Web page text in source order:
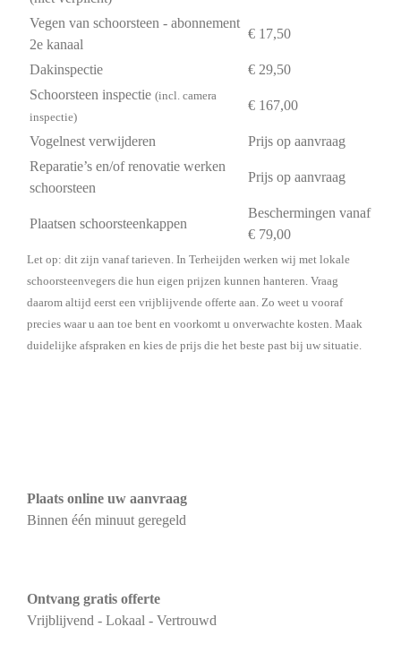
Vegen van schoorsteen - abonnement
2e kanaal
€ 17,50
Dakinspectie
€ 29,50
Schoorsteen inspectie (incl. camera
inspectie)
€ 167,00
Vogelnest verwijderen
Prijs op aanvraag
Reparatie’s en/of renovatie werken
schoorsteen
Prijs op aanvraag
Plaatsen schoorsteenkappen
Beschermingen vanaf
€ 79,00
Let op: dit zijn vanaf tarieven. In Terheijden werken wij met lokale
schoorsteenvegers die hun eigen prijzen kunnen hanteren. Vraag
daarom altijd eerst een vrijblijvende offerte aan. Zo weet u vooraf
precies waar u aan toe bent en voorkomt u onverwachte kosten. Maak
duidelijke afspraken en kies de prijs die het beste past bij uw situatie.
Plaats online uw aanvraag
Binnen één minuut geregeld
Ontvang gratis offerte
Vrijblijvend - Lokaal - Vertrouwd